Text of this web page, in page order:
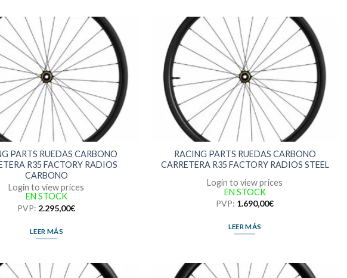
PARTS RUEDAS CARBONO
R35 FACTORY RADIOS
CARBONO
Login to view prices
EN STOCK
PVP: 2.295,00€
LEER MÁS
RACING PARTS RUEDAS CARBONO
CARRETERA R35 FACTORY RADIOS STEEL
Login to view prices
EN STOCK
PVP: 1.690,00€
LEER MÁS